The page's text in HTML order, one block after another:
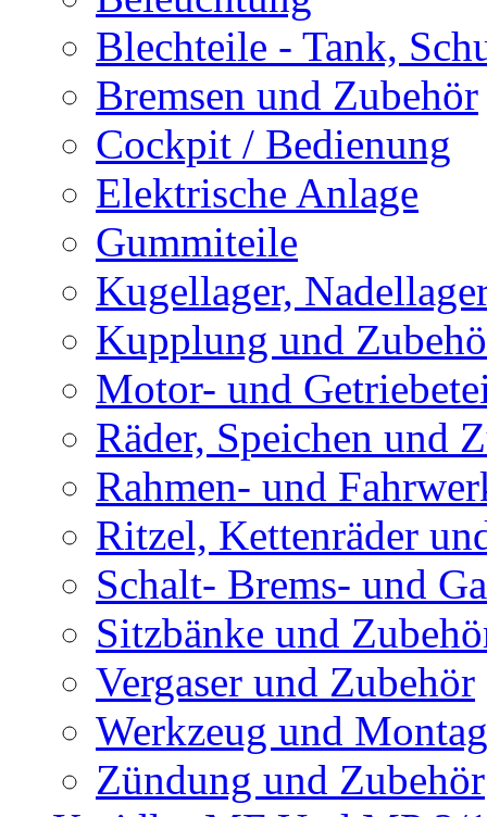
Blechteile - Tank,
Bremsen und Zubehör
Cockpit / Bedienung
Elektrische Anlage
Gummiteile
Kugellager,
Kupplung und
Motor- und
Räder, Speichen und
Rahmen- und
Ritzel, Kettenräder
Schalt- Brems- und
Sitzbänke und
Vergaser und Zubehör
Werkzeug und
Zündung und Zubehör